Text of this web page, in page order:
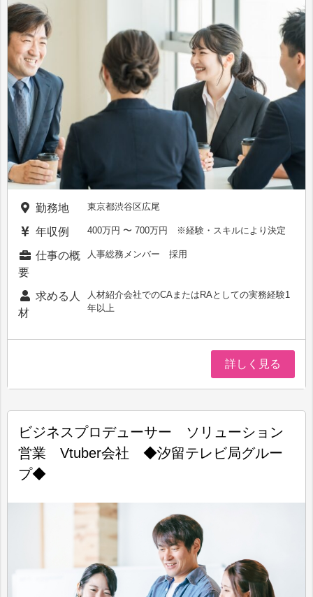
勤務地 東京都渋谷区広尾
年収例 400万円 〜 700万円 ※経験・スキルにより決定
仕事の概
要
人事総務メンバー 採用
求める人
材
人材紹介会社でのCAまたはRAとしての実務経験1
年以上
詳しく見る
ビジネスプロデューサー ソリューション
営業 Vtuber会社 ◆汐留テレビ局グルー
プ◆